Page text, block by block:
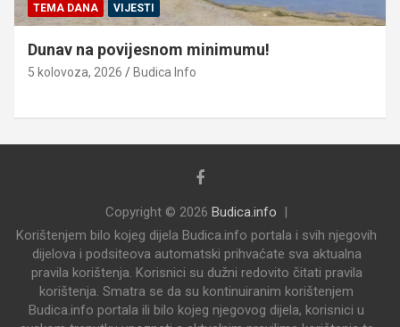
TEMA DANA VIJESTI
Dunav na povijesnom minimumu!
5 kolovoza, 2026 Budica Info
Copyright © 2026 Budica.info
Korištenjem bilo kojeg dijela Budica.info portala i svih njegovih
dijelova i podsiteova automatski prihvaćate sva aktualna
pravila korištenja. Korisnici su dužni redovito čitati pravila
korištenja. Smatra se da su kontinuiranim korištenjem
Budica.info portala ili bilo kojeg njegovog dijela, korisnici u